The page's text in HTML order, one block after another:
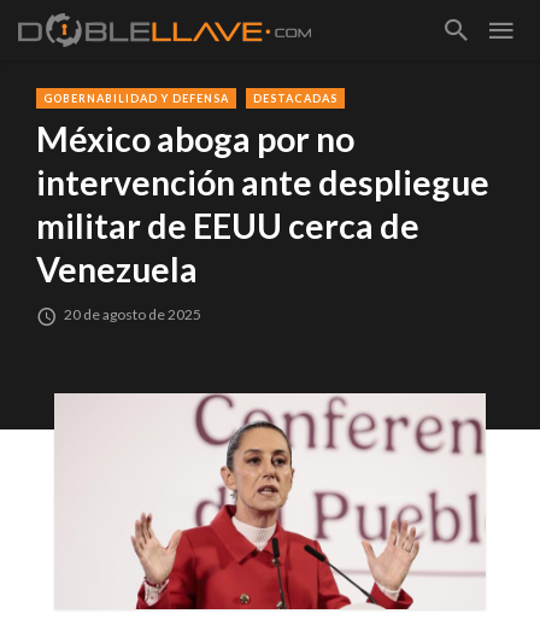
GOBERNABILIDAD Y DEFENSA DESTACADAS
México aboga por no
intervención ante despliegue
militar de EEUU cerca de
Venezuela
20 de agosto de 2025